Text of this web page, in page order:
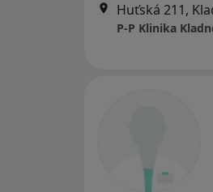
Huťská 211,
P-P Klinika